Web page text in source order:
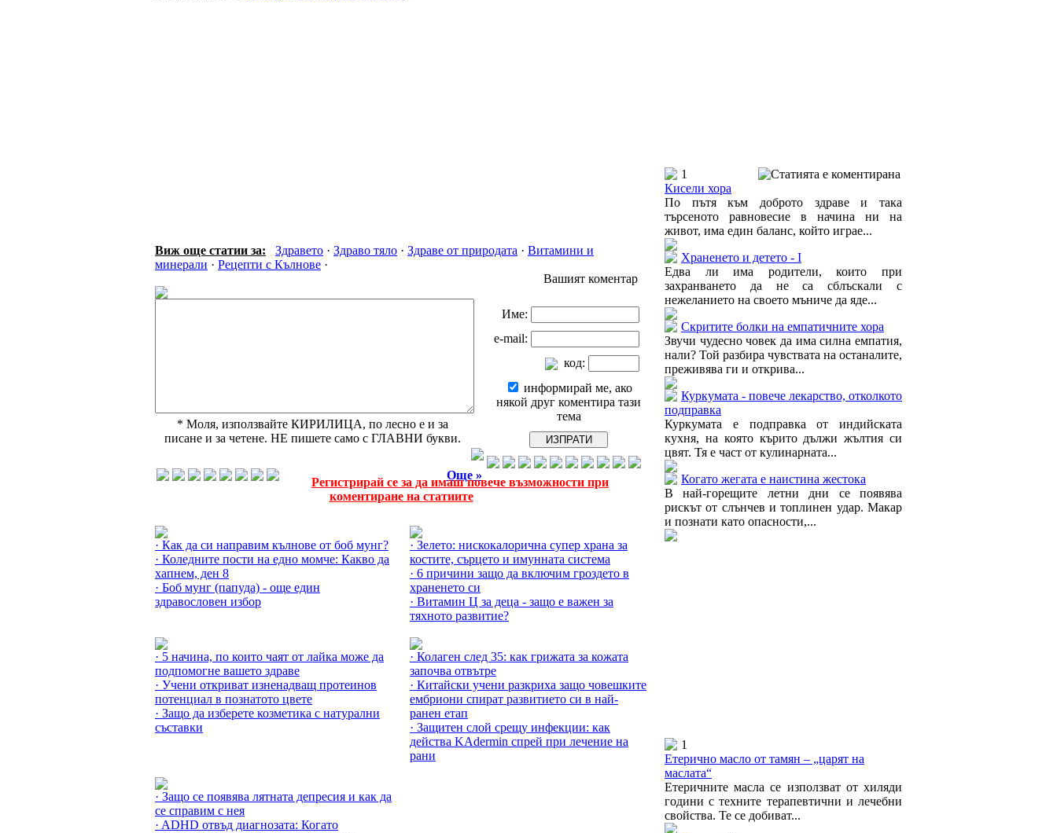
Виж още статии за: Здравето · Здраво тяло · Здраве от природата · Витамини и
минерали · Рецепти с Кълнове ·
Вашият коментар
* Моля, използвайте КИРИЛИЦА, по лесно е и за
писане и за четене. НЕ пишете само с ГЛАВНИ букви.
Име:
e-mail:
код:
информирай ме, ако
някой друг коментира тази
тема
Още »
Регистрирай се за да имаш повече възможности при
коментиране на статиите
· Как да си направим кълнове от боб мунг?
· Коледните пости на едно момче: Какво да
хапнем, ден 8
· Боб мунг (папуда) - още един
здравословен избор
· Зелето: нискокалорична супер храна за
костите, сърцето и имунната система
· 6 причини защо да включим гроздето в
храненето си
· Витамин Ц за деца - защо е важен за
тяхното развитие?
· 5 начина, по които чаят от лайка може да
подпомогне вашето здраве
· Учени откриват изненадващ протеинов
потенциал в познатото цвете
· Защо да изберете козметика с натурални
съставки
· Колаген след 35: как грижата за кожата
започва отвътре
· Китайски учени разкриха защо човешките
ембриони спират развитието си в най-
ранен етап
· Защитен слой срещу инфекции: как
действа KAdermin спрей при лечение на
рани
· Защо се появява лятната депресия и как да
се справим с нея
· ADHD отвъд диагнозата: Когато
1
Кисели хора
По пътя към доброто здраве и така
търсеното равновесие в начина ни на
живот, има един баланс, който играе...
Храненето и детето - I
Едва ли има родители, които при
захранването да не са сблъскали с
нежеланието на своето мъниче да яде...
Скритите болки на емпатичните хора
Звучи чудесно човек да има силна емпатия,
нали? Той разбира чувствата на останалите,
преживява ги и открива...
Куркумата - повече лекарство, отколкото
подправка
Куркумата е подправка от индийската
кухня, на която кърито дължи жълтия си
цвят. Тя е част от кулинарната...
Когато жегата е наистина жестока
В най-горещите летни дни се появява
рискът от слънчев и топлинен удар. Макар
и познати като опасности,...
1
Етерично масло от тамян – „царят на
маслата“
Етеричните масла се използват от хиляди
години с техните терапевтични и лечебни
свойства. Те се добиват...